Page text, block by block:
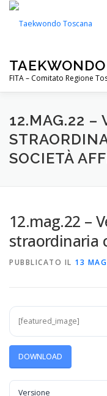
Passa
contenuto
FITA – Comitato Regione
FITA PALESTRE
CIP TOSCANA
12.MAG.22 –
SOCIETÀ
12.mag.22 –
straordinaria
PUBBLICATO IL 13
[featured_image]
DOWNLOAD
Versione